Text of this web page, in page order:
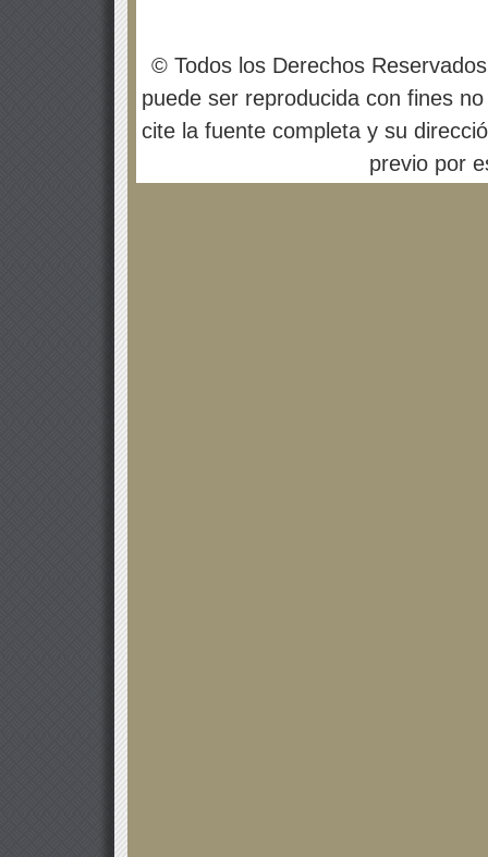
© Todos los Derechos
puede ser reproducida con fines
cite la fuente completa y su
previo por